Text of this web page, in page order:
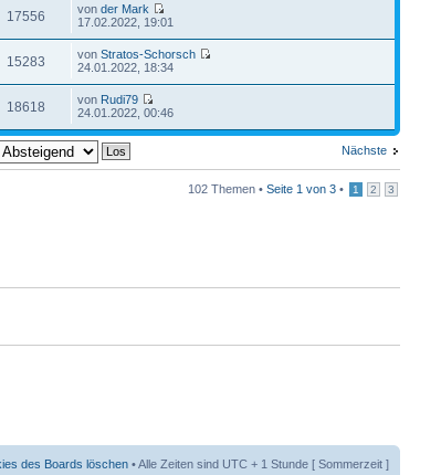
17556 vonder Mark
17.02.2022, 19:01
15283 vonStratos-Schorsch
24.01.2022, 18:34
18618 von Rudi79
24.01.2022, 00:46
Nächste
102 Themen • Seite 1 von 3 • 1 2 3
des Boards löschen • Alle Zeiten sind UTC + 1 Stunde [ Sommerzeit ]